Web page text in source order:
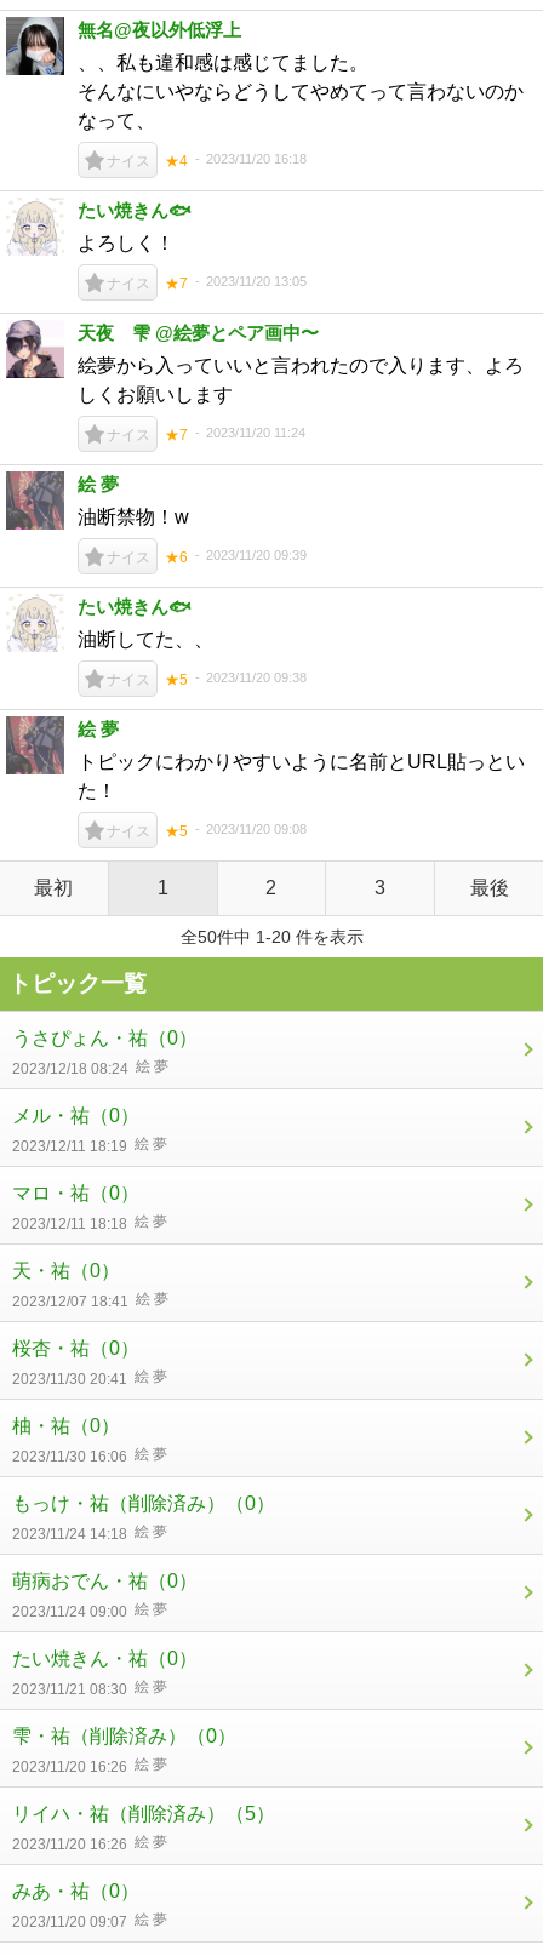
無名@夜以外低浮上
、、私も違和感は感じてました。
そんなにいやならどうしてやめてって言わないのか
なって、
ナイス ★4 2023/11/20 16:18
たい焼きん🐟
よろしく！
ナイス ★7 2023/11/20 13:05
天夜 雫 @絵夢とペア画中〜
絵夢から入っていいと言われたので入ります、よろ
しくお願いします
ナイス ★7 2023/11/20 11:24
絵 夢
油断禁物！w
ナイス ★6 2023/11/20 09:39
たい焼きん🐟
油断してた、、
ナイス ★5 2023/11/20 09:38
絵 夢
トピックにわかりやすいように名前とURL貼っとい
た！
ナイス ★5 2023/11/20 09:08
最初 1 2 3 最後
全50件中 1-20 件を表示
トピック一覧
うさぴょん・祐 （0）
2023/12/18 08:24 絵 夢
メル・祐 （0）
2023/12/11 18:19 絵 夢
マロ・祐 （0）
2023/12/11 18:18 絵 夢
天・祐 （0）
2023/12/07 18:41 絵 夢
桜杏・祐 （0）
2023/11/30 20:41 絵 夢
柚・祐 （0）
2023/11/30 16:06 絵 夢
もっけ・祐（削除済み） （0）
2023/11/24 14:18 絵 夢
萌病おでん・祐 （0）
2023/11/24 09:00 絵 夢
たい焼きん・祐 （0）
2023/11/21 08:30 絵 夢
雫・祐（削除済み） （0）
2023/11/20 16:26 絵 夢
リイハ・祐（削除済み） （5）
2023/11/20 16:26 絵 夢
みあ・祐 （0）
2023/11/20 09:07 絵 夢